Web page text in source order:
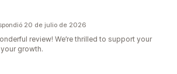
20 de julio de 2026
review! We’re thrilled to support your
growth.